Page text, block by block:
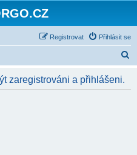
Přihlásit se
Registrovat
zaregistrováni a přihlášeni.